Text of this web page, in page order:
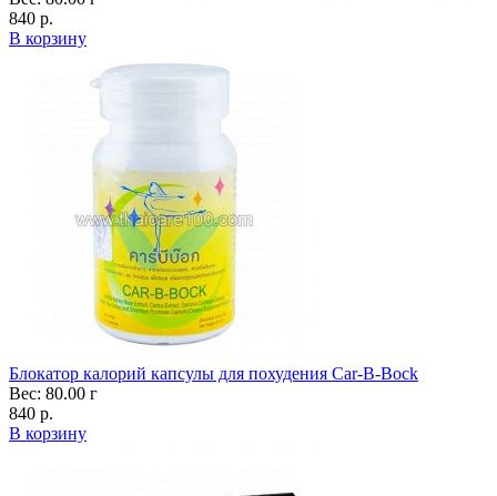
840 р.
В корзину
Блокатор калорий капсулы для похудения Car-B-Bock
Вес: 80.00 г
840 р.
В корзину